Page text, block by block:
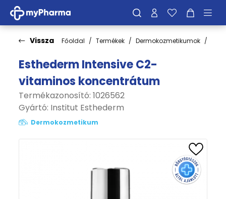
Vissza Főoldal Termékek Dermokozmetikumok
Esthederm Intensive C2-
vitaminos koncentrátum
Termékazonosító: 1026562
Gyártó: Institut Esthederm
Dermokozmetikum